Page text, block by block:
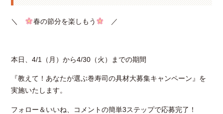
＼ 春の節分を楽しもう ／
本日、4/1（月）から4/30（火）までの期間
『教えて！あなたが選ぶ巻寿司の具材大募集キャンペーン』を
実施いたします。
フォロー＆いいね、コメントの簡単3ステップで応募完了！